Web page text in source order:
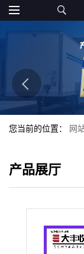
您当前的位置： 网
产品展厅